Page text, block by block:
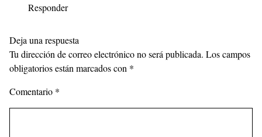
Responder
Deja una respuesta
Tu dirección de correo electrónico no será publicada. Los campos
obligatorios están marcados con *
Comentario *